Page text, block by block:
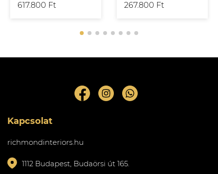
617.800 Ft 267.800 Ft
Kapcsolat
richmondinteriors.hu
1112 Budapest, Budaörsi út 165.